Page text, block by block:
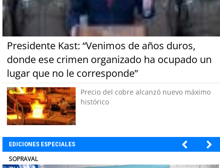
Presidente Kast: “Venimos de años duros,
donde ese crimen organizado ha ocupado un
lugar que no le corresponde”
Precio del cobre alcanzó nuevo máximo
histórico
EDICIONES ESPECIALES
ULTRAPORT